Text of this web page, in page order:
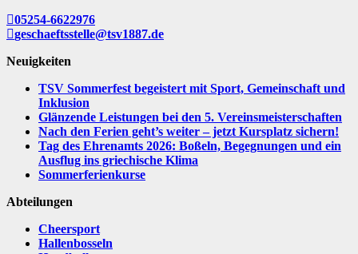
05254-6622976
geschaeftsstelle@tsv1887.de
Neuigkeiten
TSV Sommerfest begeistert mit Sport, Gemeinschaft und
Inklusion
Glänzende Leistungen bei den 5. Vereinsmeisterschaften
Nach den Ferien geht’s weiter – jetzt Kursplatz sichern!
Tag des Ehrenamts 2026: Boßeln, Begegnungen und ein
Ausflug ins griechische Klima
Sommerferienkurse
Abteilungen
Cheersport
Hallenbosseln